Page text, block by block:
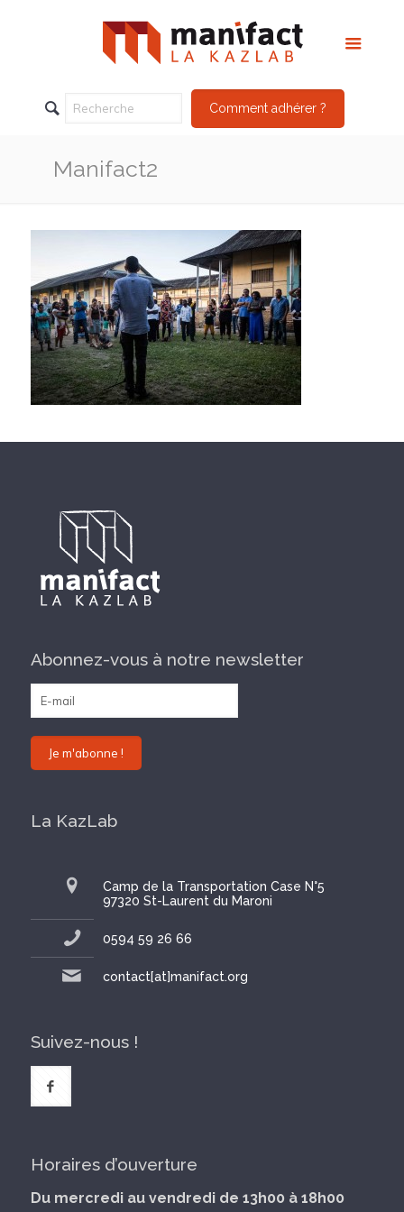
Comment adhérer ?
Manifact2
Abonnez-vous à notre newsletter
La KazLab
Camp de la Transportation Case N°5
97320 St-Laurent du Maroni
0594 59 26 66
contact[at]manifact.org
Suivez-nous !
Horaires d’ouverture
Du mercredi au vendredi de 13h00 à 18h00